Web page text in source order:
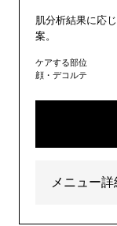
肌分析結果に応
案。
ケアする部位
顔・デコルテ
メニュー詳